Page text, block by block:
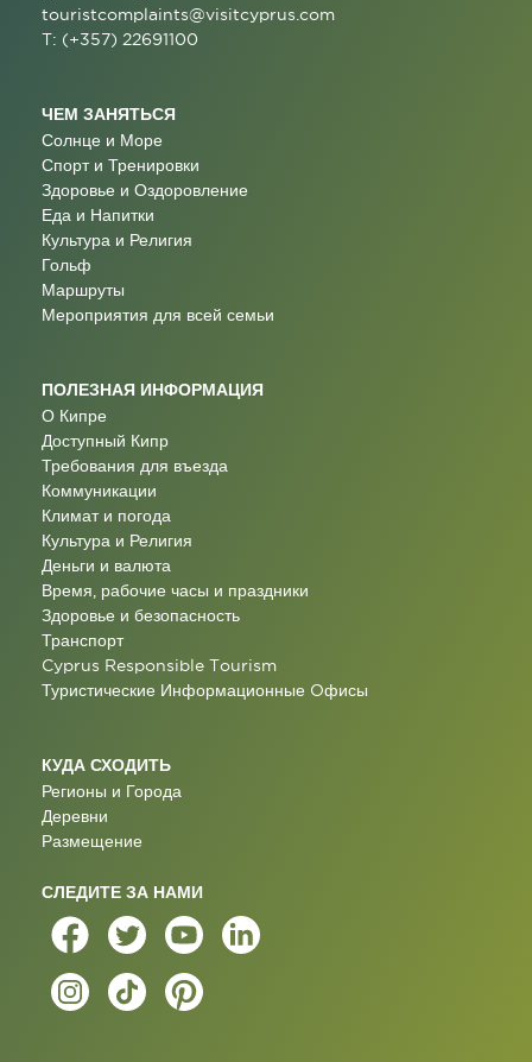
touristcomplaints@visitcyprus.com
T: (+357) 22691100
ЧЕМ ЗАНЯТЬСЯ
Солнце и Море
Спорт и Тренировки
Здоровье и Оздоровление
Еда и Напитки
Культура и Религия
Гольф
Маршруты
Мероприятия для всей семьи
ПОЛЕЗНАЯ ИНФОРМАЦИЯ
О Кипре
Доступный Кипр
Требования для въезда
Коммуникации
Климат и погода
Культура и Религия
Деньги и валюта
Время, рабочие часы и праздники
Здоровье и безопасность
Транспорт
Cyprus Responsible Tourism
Туристические Информационные Oфисы
КУДА СХОДИТЬ
Регионы и Города
Деревни
Размещение
СЛЕДИТЕ ЗА НАМИ